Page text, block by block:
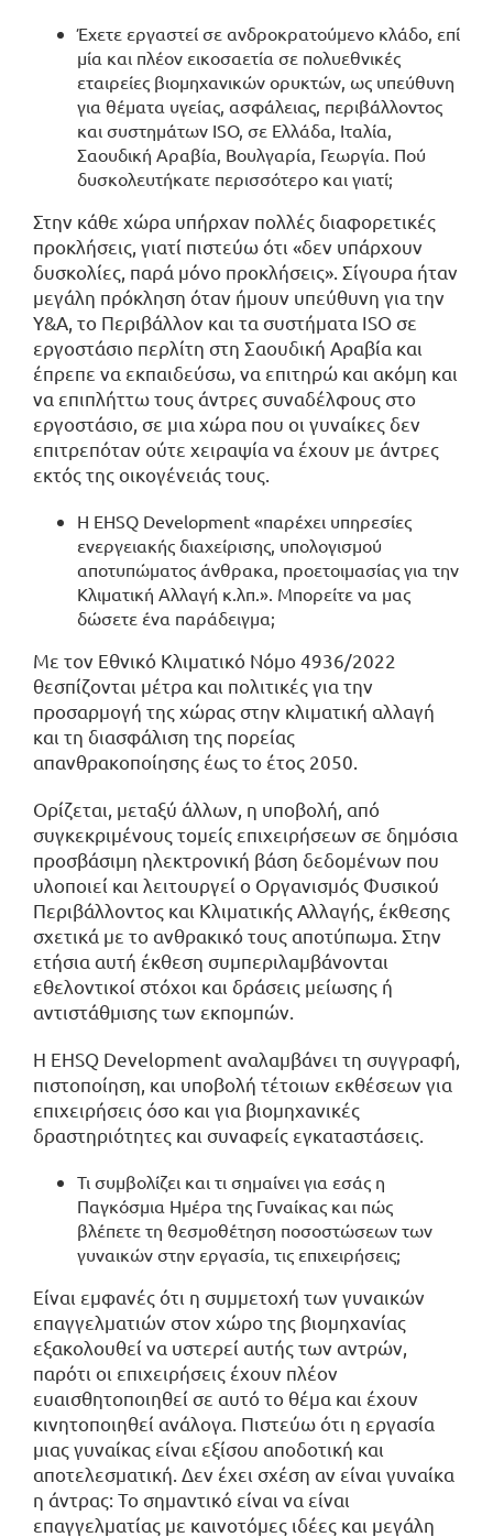
Έχετε εργαστεί σε ανδροκρατούμενο κλάδο, επί
μία και πλέον εικοσαετία σε πολυεθνικές
εταιρείες βιομηχανικών ορυκτών, ως υπεύθυνη
για θέματα υγείας, ασφάλειας, περιβάλλοντος
και συστημάτων ISO, σε Ελλάδα, Ιταλία,
Σαουδική Αραβία, Βουλγαρία, Γεωργία. Πού
δυσκολευτήκατε περισσότερο και γιατί;
Στην κάθε χώρα υπήρχαν πολλές διαφορετικές
προκλήσεις, γιατί πιστεύω ότι «δεν υπάρχουν
δυσκολίες, παρά μόνο προκλήσεις». Σίγουρα ήταν
μεγάλη πρόκληση όταν ήμουν υπεύθυνη για την
Υ&Α, το Περιβάλλον και τα συστήματα ISO σε
εργοστάσιο περλίτη στη Σαουδική Αραβία και
έπρεπε να εκπαιδεύσω, να επιτηρώ και ακόμη και
να επιπλήττω τους άντρες συναδέλφους στο
εργοστάσιο, σε μια χώρα που οι γυναίκες δεν
επιτρεπόταν ούτε χειραψία να έχουν με άντρες
εκτός της οικογένειάς τους.
Η EHSQ Development «παρέχει υπηρεσίες
ενεργειακής διαχείρισης, υπολογισμού
αποτυπώματος άνθρακα, προετοιμασίας για την
Κλιματική Αλλαγή κ.λπ.». Μπορείτε να μας
δώσετε ένα παράδειγμα;
Με τον Εθνικό Κλιματικό Νόμο 4936/2022
θεσπίζονται μέτρα και πολιτικές για την
προσαρμογή της χώρας στην κλιματική αλλαγή
και τη διασφάλιση της πορείας
απανθρακοποίησης έως το έτος 2050.
Ορίζεται, μεταξύ άλλων, η υποβολή, από
συγκεκριμένους τομείς επιχειρήσεων σε δημόσια
προσβάσιμη ηλεκτρονική βάση δεδομένων που
υλοποιεί και λειτουργεί ο Οργανισμός Φυσικού
Περιβάλλοντος και Κλιματικής Αλλαγής, έκθεσης
σχετικά με το ανθρακικό τους αποτύπωμα. Στην
ετήσια αυτή έκθεση συμπεριλαμβάνονται
εθελοντικοί στόχοι και δράσεις μείωσης ή
αντιστάθμισης των εκπομπών.
Η EHSQ Development αναλαμβάνει τη συγγραφή,
πιστοποίηση, και υποβολή τέτοιων εκθέσεων για
επιχειρήσεις όσο και για βιομηχανικές
δραστηριότητες και συναφείς εγκαταστάσεις.
Τι συμβολίζει και τι σημαίνει για εσάς η
Παγκόσμια Ημέρα της Γυναίκας και πώς
βλέπετε τη θεσμοθέτηση ποσοστώσεων των
γυναικών στην εργασία, τις επιχειρήσεις;
Είναι εμφανές ότι η συμμετοχή των γυναικών
επαγγελματιών στον χώρο της βιομηχανίας
εξακολουθεί να υστερεί αυτής των αντρών,
παρότι οι επιχειρήσεις έχουν πλέον
ευαισθητοποιηθεί σε αυτό το θέμα και έχουν
κινητοποιηθεί ανάλογα. Πιστεύω ότι η εργασία
μιας γυναίκας είναι εξίσου αποδοτική και
αποτελεσματική. Δεν έχει σχέση αν είναι γυναίκα
η άντρας: Το σημαντικό είναι να είναι
επαγγελματίας με καινοτόμες ιδέες και μεγάλη